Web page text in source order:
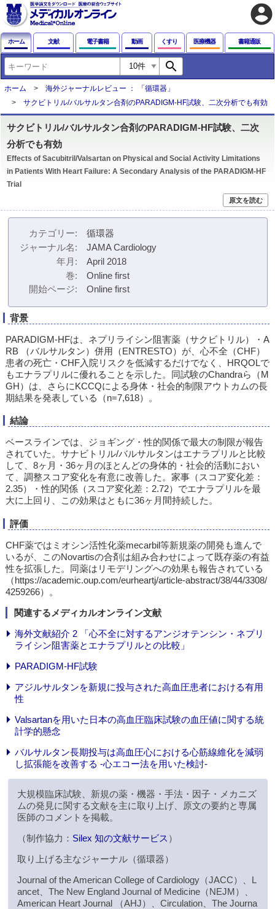
account_circle
ホーム 文献 電子書籍 動画 くすり 医療機器 書籍通販
search
ホーム
海外ジャーナルレビュー ： 「循環器」
サクビトリル/バルサルタン合剤のPARADIGM-HF試験、二次分析でも有効
サクビトリル/バルサルタン合剤のPARADIGM-HF試験、二次
分析でも有効
Effects of Sacubitril/Valsartan on Physical and Social Activity Limitations
in Patients With Heart Failure: A Secondary Analysis of the PARADIGM-HF
Trial
原文を読む
カテゴリー
循環器
ジャーナル名
JAMA Cardiology
年月
April 2018
巻
Online first
開始ページ
Online first
背景
PARADIGM-HFは、ネプリライシン阻害薬（サクビトリル）・A
RB （バルサルタン）併用（ENTRESTO）が、心不全（CHF）
患者の死亡・CHF入院リスクを低減するだけでなく、HRQOLで
もエナラプリルに優れることを示した。同試験のChandraら（M
GH）は、さらにKCCQによる身体・社会的制限アウトカムの長
期結果を発表している（n=7,618）。
結論
ベースラインでは、ジョギング・性的関係で最大の制限が報告
されていた。サナビトリル/バルサルタンはエナラプリルと比較
して、8ヶ月・36ヶ月のほとんどの身体的・社会的活動におい
て、調整スコア変化を有意に改善した。家事（スコア変化差：
2.35）・性的関係（スコア変化差：2.72）でエナラプリルを最
大に上回り、この効果はともに36ヶ月間持続した。
評価
CHF薬ではミオシン活性化薬mecarbil等新規薬の開発も進んで
いるが、このNovartisの合剤は組み合わせによって既存薬の有益
性を拡張した。同薬はリモデリングへの効果も報告されている
（https://academic.oup.com/eurheartj/article-abstract/38/44/3308/
4259266）。
関連するメディカルオンライン文献
海外文献紹介 2 「心不全に対するアンジオテンシン・ネプリ
ライシン阻害薬とエナラプリルとの比較」
PARADIGM-HF試験
アジルサルタンを新規に投与された高血圧患者における有用
性
Valsartanを用いた日本の高血圧臨床試験の血圧値に関する統
計学的懸念
バルサルタン長期投与は高血圧心における心筋線維化を減弱
し拡張能を改善する -心エコー法を用いた検討-
大規模臨床試験、新規の薬・機器・手法・因子・メカニズ
ムの発見に関する文献を主に取り上げ、原文の要約と専属
医師のコメントを掲載。
（制作協力： Silex 知の文献サービス ）
取り上げる主なジャーナル（循環器）
Journal of the American College of Cardiology（JACC）、L
ancet、The New England Journal of Medicine（NEJM）、
American Heart Journal （AHJ）、Circulation、The Journa